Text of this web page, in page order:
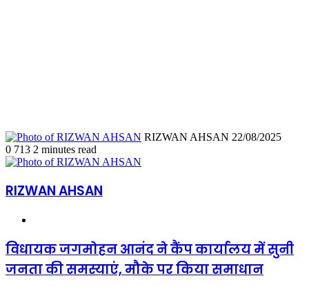
RIZWAN AHSAN Send
22/08/2025
0 713 2 minutes read
RIZWAN AHSAN
विधायक
जगमोहन
आनंद
विधायक जगमोहन आनंद ने कैंप कार्यालय में सुनी
जनता की समस्याएं, मौके पर किया समाधान